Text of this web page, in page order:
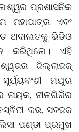
ପ୍ରଶାସନିକ
ମହାପାତ୍ର ଏବଂ
ଅଦାଲତକୁ ଭିଡିଓ
କରିଥିଲେ। ଏହି
ଜିଲ୍ଲାଜଜ୍
ମୟୂର
ନାୟକ, ନୀଳଗିରିର
କର, ସବଜଜ
ପଣ୍ଡା ପ୍ରମୁଖ